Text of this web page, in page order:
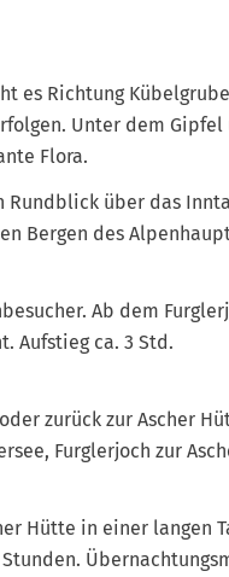
es Richtung
Unter dem
Flora.
Rundblick über das
Bergen des
Ab dem
Aufstieg ca. 3 Std.
zurück zur Ascher
Furglerjoch zur
Hütte in einer langen